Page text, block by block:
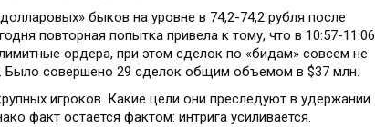
быков на уровне в 74,2-74,2 рубля после
повторная попытка привела к тому, что в 10:57-11:06
ордера, при этом сделок по «бидам» совсем не
Было совершено 29 сделок общим объемом в $37 млн.
игроков. Какие цели они преследуют в удержании
факт остается фактом: интрига усиливается.